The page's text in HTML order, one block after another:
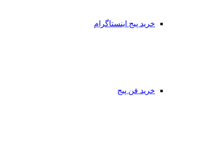
خرید پیج اینستاگرام
خرید فن پیج